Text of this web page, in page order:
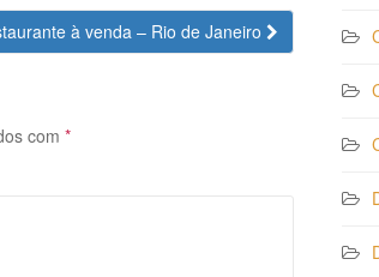
à venda – Rio de Janeiro
com *